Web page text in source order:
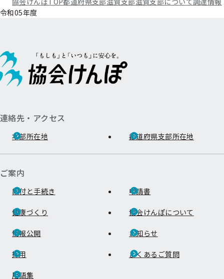
令和05年度
連絡先・アクセス
本部所在地 都道府県支部所在地
ご案内
給付と手続き 申請書
健康づくり 協会けんぽについて
情報公開 お知らせ
採用 よくあるご質問
用語集